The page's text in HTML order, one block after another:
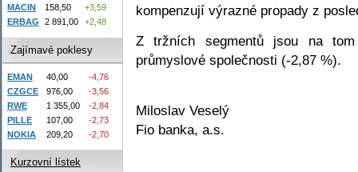
kompenzují výrazné propady z
Z tržních segmentů jsou na
průmyslové společnosti (-2,87 %).
Miloslav Veselý
Fio banka, a.s.
MACIN
158,50
+3,59
ERBAG
2 891,00 +2,48
Zajímavé poklesy
EMAN 40,00
-4,76
CZGCE
976,00
-3,56
RWE
1 355,00
-2,84
PILLE
107,00
-2,73
NOKIA
209,20 -2,70
Kurzovní lístek